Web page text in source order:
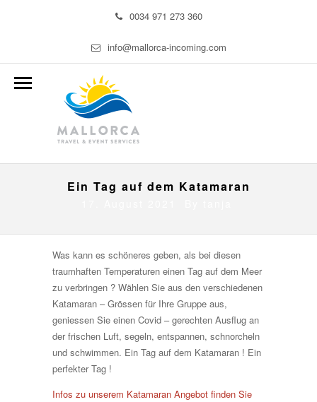
0034 971 273 360
info@mallorca-incoming.com
Ein Tag auf dem Katamaran
Was kann es schöneres geben, als bei diesen
traumhaften Temperaturen einen Tag auf dem Meer
zu verbringen ? Wählen Sie aus den verschiedenen
Katamaran – Grössen für Ihre Gruppe aus,
geniessen Sie einen Covid – gerechten Ausflug an
der frischen Luft, segeln, entspannen, schnorcheln
und schwimmen. Ein Tag auf dem Katamaran ! Ein
perfekter Tag !
Infos zu unserem Katamaran Angebot finden Sie